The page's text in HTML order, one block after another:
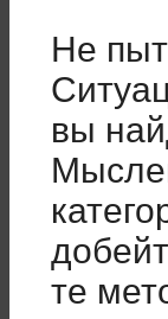
Не
вы
те